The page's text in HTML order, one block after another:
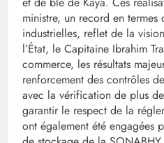
ministre, un record en termes
industrielles, reflet de la
l’État, le Capitaine Ibrahim
commerce, les résultats
renforcement des contrôles
avec la vérification de plus
garantir le respect de la
ont également été engagées